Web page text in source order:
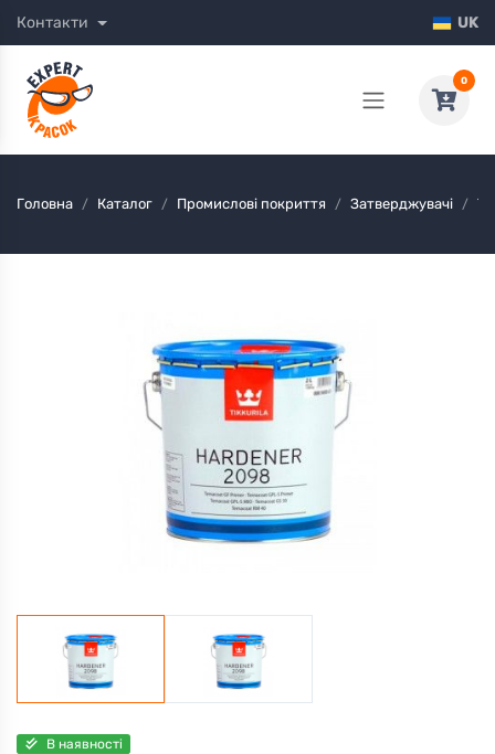
Контакти UK
0
Головна Каталог Промислові покриття Затверджувачі
В наявності